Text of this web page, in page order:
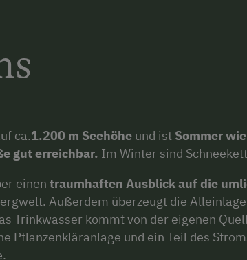
ca.1.200 m Seehöhe und ist Sommer
gut erreichbar. Im Winter sind
einen traumhaften Ausblick auf die
Außerdem überzeugt die
Trinkwasser kommt von der eigenen
Pflanzenkläranlage und ein Teil des